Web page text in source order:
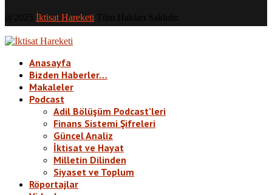
İktisat Hareketi
Anasayfa
Bizden Haberler…
Makaleler
Podcast
Adil Bölüşüm Podcast’leri
Finans Sistemi Şifreleri
Güncel Analiz
İktisat ve Hayat
Milletin Dilinden
Siyaset ve Toplum
Röportajlar